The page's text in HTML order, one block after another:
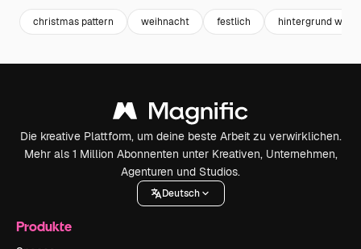
christmas pattern weihnacht festlich hintergrund
Die kreative Plattform, um deine beste Arbeit zu verwirklichen.
Mehr als 1 Million Abonnenten unter Kreativen, Unternehmen,
Agenturen und Studios.
Deutsch
Produkte